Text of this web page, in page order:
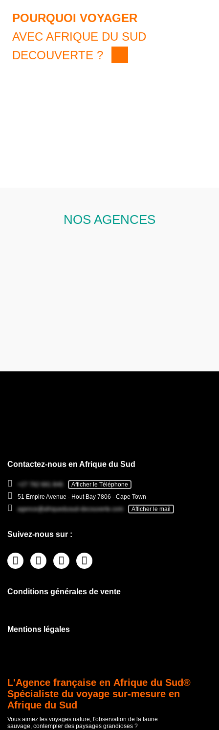
POURQUOI VOYAGER
AVEC AFRIQUE DU SUD
DECOUVERTE ?
NOS AGENCES
Contactez-nous en Afrique du Sud
+27 782 681 846
Afficher le Téléphone
51 Empire Avenue - Hout Bay 7806 - Cape Town
agence@afriquedusud-decouverte.com
Afficher le mail
Suivez-nous sur :
Conditions générales de vente
Mentions légales
L'Agence française en Afrique du Sud®
Spécialiste du voyage sur-mesure en
Afrique du Sud
Vous aimez les voyages nature, l'observation de la faune
sauvage, contempler des paysages grandioses ?